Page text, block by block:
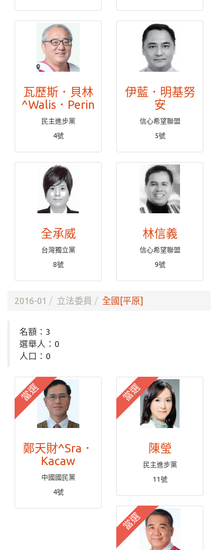
瓦歷斯．貝林
^Walis．Perin
民主進步黨
4號
伊藍．明基努
安
信心希望聯盟
5號
全承威
台灣獨立黨
8號
林信義
信心希望聯盟
9號
2016-01 立法委員 全國[平原]
名額：3
選舉人：0
人口：0
當選
鄭天財^Sra．
Kacaw
中國國民黨
4號
當選
陳瑩
民主進步黨
11號
當選